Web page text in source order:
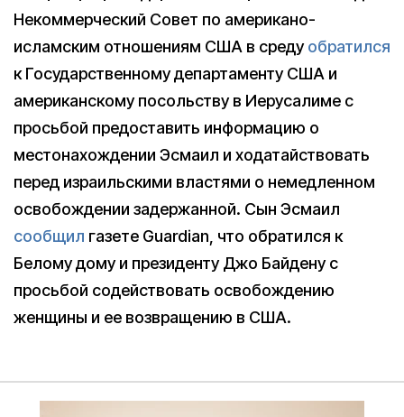
Некоммерческий Совет по американо-
исламским отношениям США в средуобратился
к Государственному департаменту США и
американскому посольству в Иерусалиме с
просьбой предоставить информацию о
местонахождении Эсмаил и ходатайствовать
перед израильскими властями о немедленном
освобождении задержанной. Сын Эсмаил
сообщил газете Guardian, что обратился к
Белому дому и президенту Джо Байдену с
просьбой содействовать освобождению
женщины и ее возвращению в США.